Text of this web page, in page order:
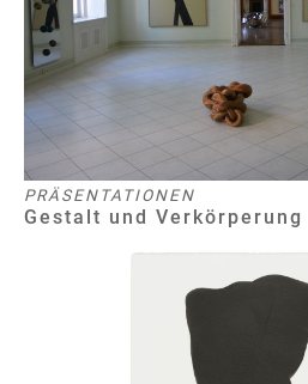
PRÄSENTATIONEN
Gestalt und Verkörperung